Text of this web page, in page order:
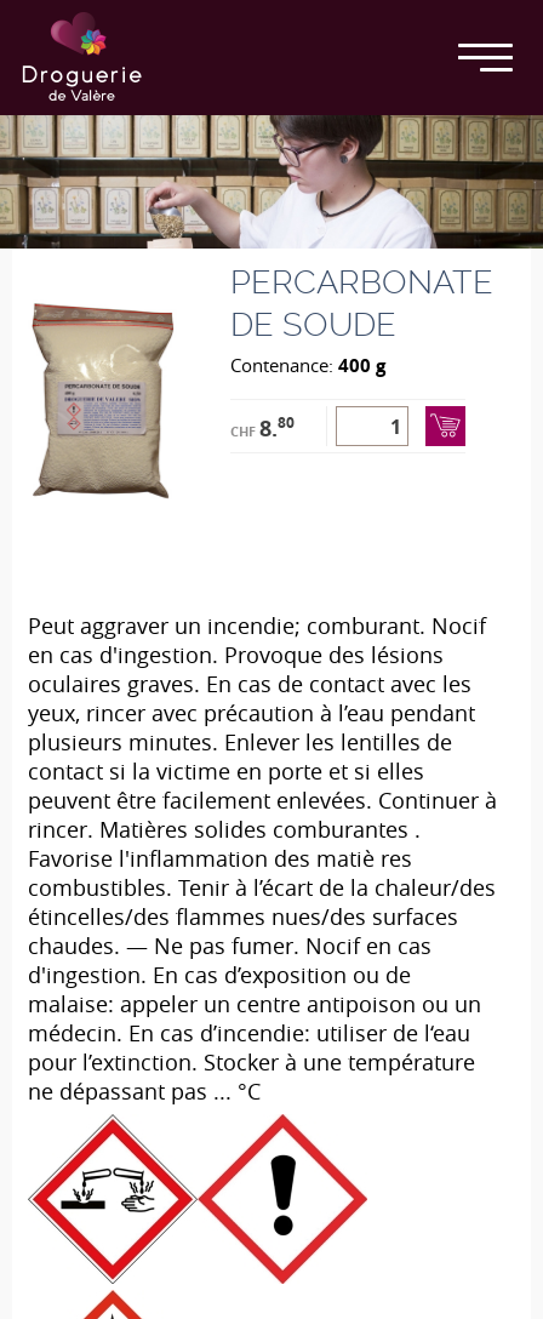
PERCARBONATE
DE SOUDE
Contenance: 400 g
CHF 8.80
Peut aggraver un incendie; comburant. Nocif
en cas d'ingestion. Provoque des lésions
oculaires graves. En cas de contact avec les
yeux, rincer avec précaution à l’eau pendant
plusieurs minutes. Enlever les lentilles de
contact si la victime en porte et si elles
peuvent être facilement enlevées. Continuer à
rincer. Matières solides comburantes .
Favorise l'inflammation des matiè res
combustibles. Tenir à l’écart de la chaleur/des
étincelles/des flammes nues/des surfaces
chaudes. — Ne pas fumer. Nocif en cas
d'ingestion. En cas d’exposition ou de
malaise: appeler un centre antipoison ou un
médecin. En cas d’incendie: utiliser de l‘eau
pour l’extinction. Stocker à une température
ne dépassant pas ... °C